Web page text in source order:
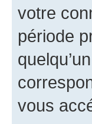
votre
période
vous